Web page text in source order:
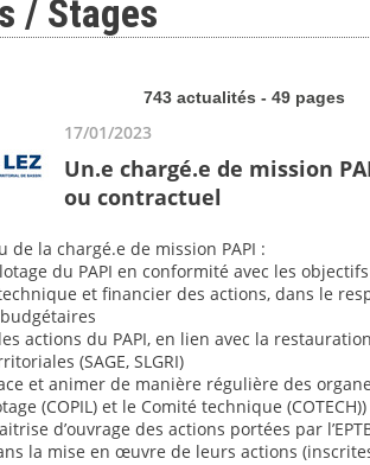
/ Stages
743 actualités - 49 pages
17/01/2023
Un.e chargé.e de mission
ou contractuel
de la chargé.e de mission PAPI :
du PAPI en conformité avec les
et financier des actions, dans le
actions du PAPI, en lien avec la
(SAGE, SLGRI)
et animer de manière régulière des
(COPIL) et le Comité technique (COTECH))
d’ouvrage des actions portées par
la mise en œuvre de leurs actions